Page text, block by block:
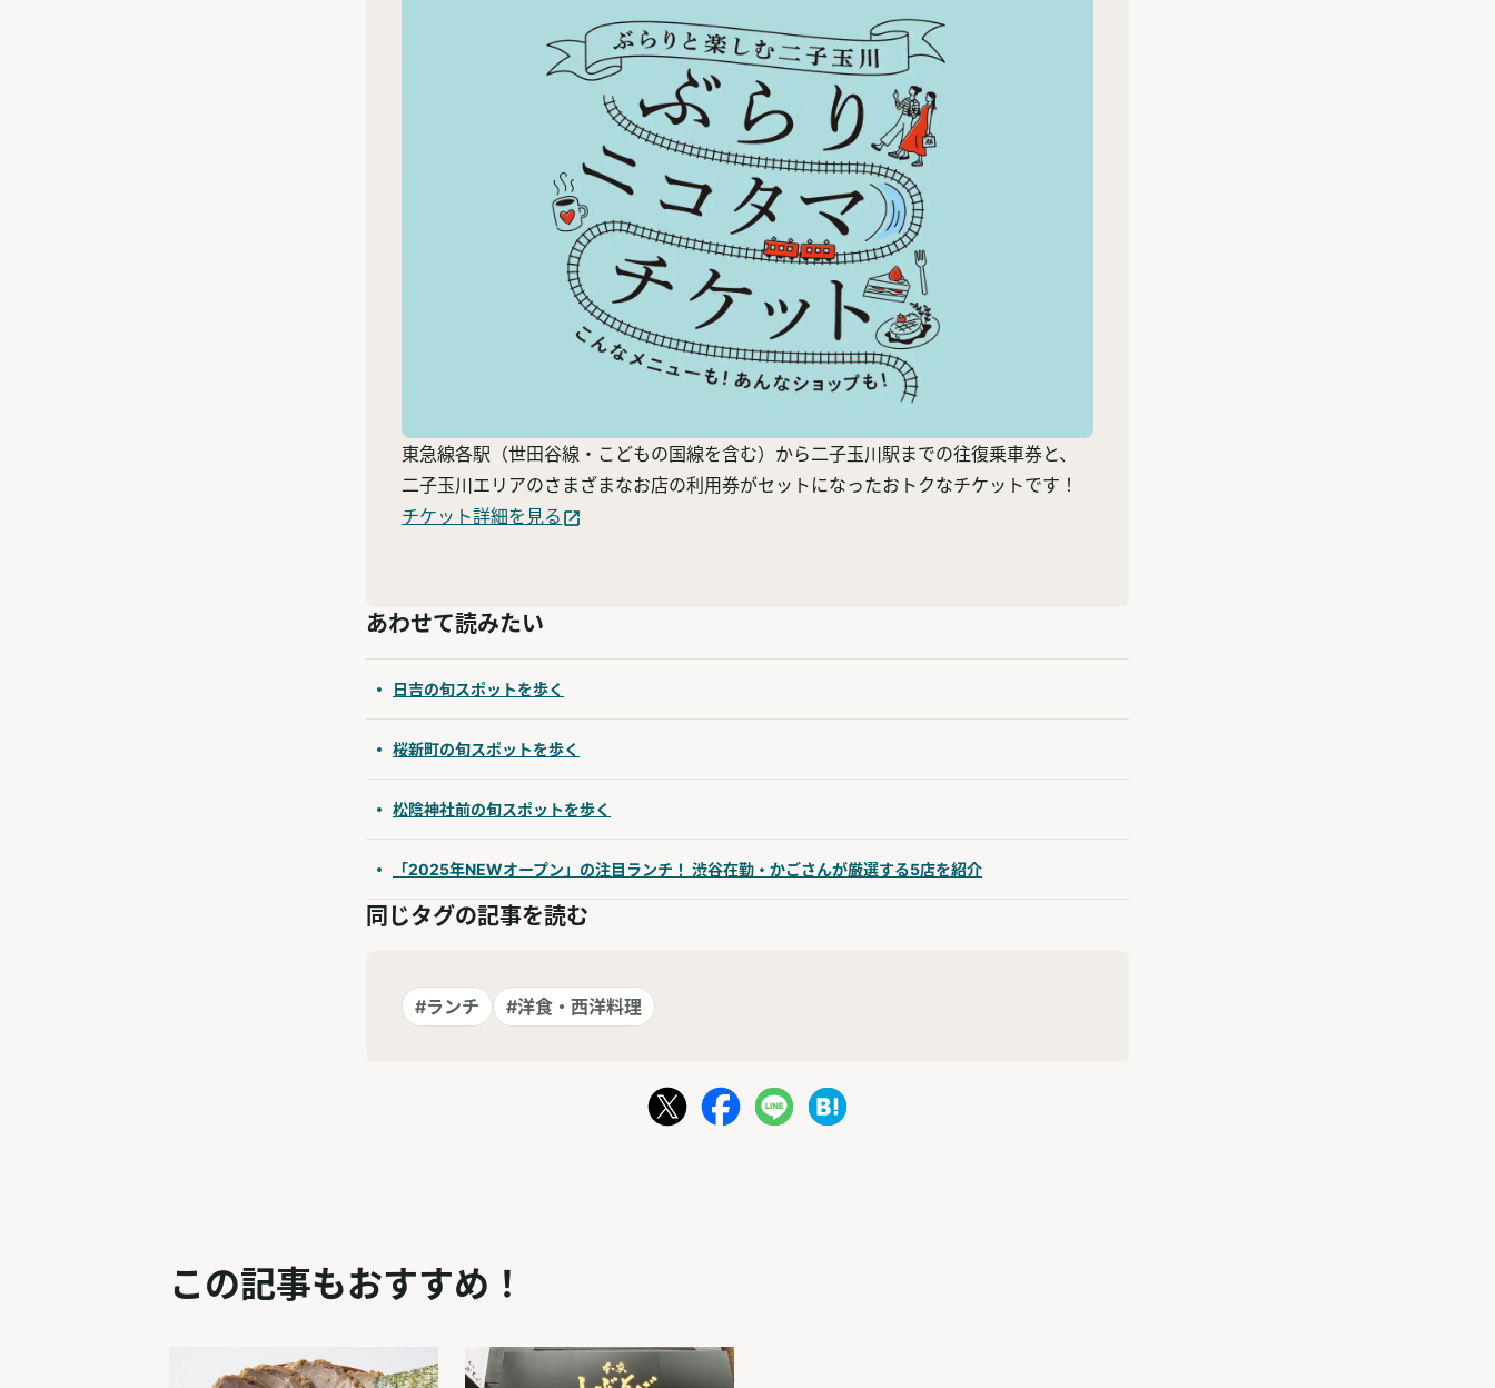
東急線各駅（世田谷線・こどもの国線を含む）から二子玉川駅までの往復乗車券と、
二子玉川エリアのさまざまなお店の利用券がセットになったおトクなチケットです！
チケット詳細を見る
あわせて読みたい
日吉の旬スポットを歩く
桜新町の旬スポットを歩く
松陰神社前の旬スポットを歩く
「2025年NEWオープン」の注目ランチ！ 渋谷在勤・かごさんが厳選する5店を紹介
同じタグの記事を読む
#ランチ #洋食・西洋料理
この記事もおすすめ！